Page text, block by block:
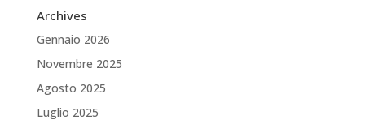
Archives
Gennaio 2026
Novembre 2025
Agosto 2025
Luglio 2025